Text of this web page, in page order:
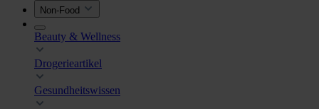
Non-Food
Beauty & Wellness
Drogerieartikel
Gesundheitswissen